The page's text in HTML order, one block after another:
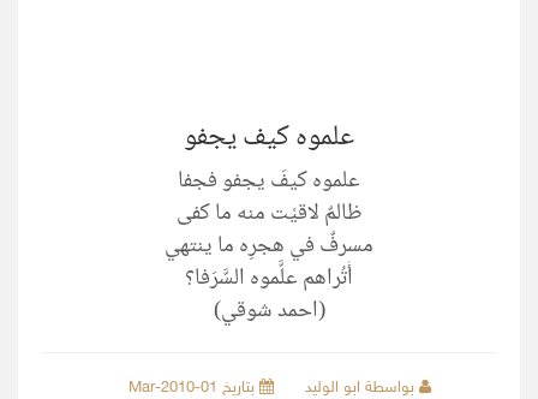
علموه كيف يجفو
علموه كيفَ يجفو فجفا
ظالمٌ لاقيْت منه ما كفى
مسرفٌ في هجرِه ما ينتهي
أَتُراهم علَّموه السَّرَفا؟
(احمد شوقي)
بواسطة ابو الوليد
بتاريخ 01-Mar-2010